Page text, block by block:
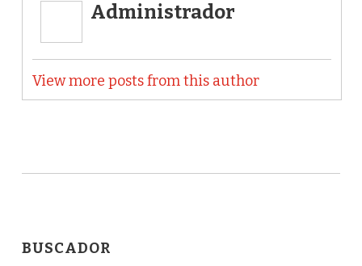
Administrador
View more posts from this author
BUSCADOR